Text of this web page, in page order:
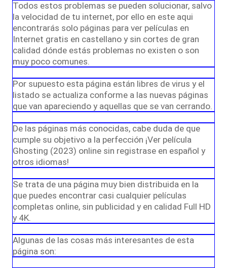
Todos estos problemas se pueden solucionar, salvo
la velocidad de tu internet, por ello en este aqui
encontrarás solo páginas para ver películas en
Internet gratis en castellano y sin cortes de gran
calidad dónde estás problemas no existen o son
muy poco comunes.
Por supuesto esta página están libres de virus y el
listado se actualiza conforme a las nuevas páginas
que van apareciendo y aquellas que se van cerrando.
De las páginas más conocidas, cabe duda de que
cumple su objetivo a la perfección ¡Ver película
Ghosting (2023) online sin registrase en español y
otros idiomas!
Se trata de una página muy bien distribuida en la
que puedes encontrar casi cualquier películas
completas online, sin publicidad y en calidad Full HD
y 4K.
Algunas de las cosas más interesantes de esta
página son: